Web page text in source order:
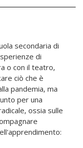
secondaria di
di
o con il teatro,
ciò che è
pandemia, ma
per una
ossia sulle